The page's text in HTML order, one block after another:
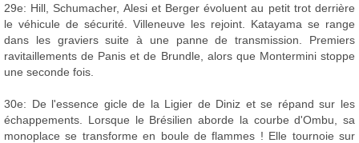
29e: Hill, Schumacher, Alesi et Berger évoluent au petit trot derrière
le véhicule de sécurité. Villeneuve les rejoint. Katayama se range
dans les graviers suite à une panne de transmission. Premiers
ravitaillements de Panis et de Brundle, alors que Montermini stoppe
une seconde fois.
30e: De l'essence gicle de la Ligier de Diniz et se répand sur les
échappements. Lorsque le Brésilien aborde la courbe d'Ombu, sa
monoplace se transforme en boule de flammes ! Elle tournoie sur